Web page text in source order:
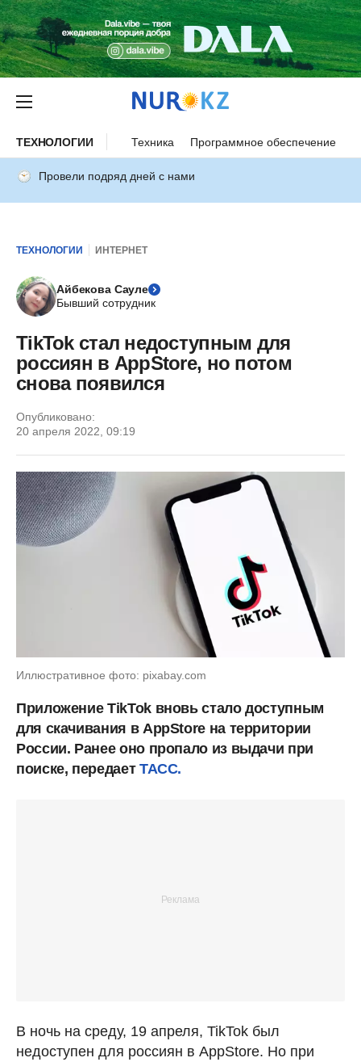
ТЕХНОЛОГИИ Техника Программное обеспечение
Провели подряд дней с нами
ТЕХНОЛОГИИ ИНТЕРНЕТ
Айбекова Сауле
Бывший сотрудник
TikTok стал недоступным для
россиян в AppStore, но потом
снова появился
Опубликовано:
20 апреля 2022, 09:19
Иллюстративное фото: pixabay.com
Приложение TikTok вновь стало доступным
для скачивания в AppStore на территории
России. Ранее оно пропало из выдачи при
поиске, передает ТАСС.
В ночь на среду, 19 апреля, TikTok был
недоступен для россиян в AppStore. Но при